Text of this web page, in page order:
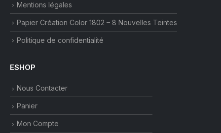
Mentions légales
Papier Création Color 1802 – 8 Nouvelles Teintes
Politique de confidentialité
ESHOP
Nous Contacter
Panier
Mon Compte